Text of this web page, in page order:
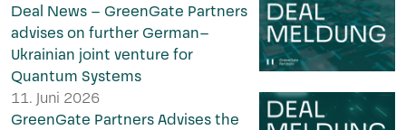
Deal News – GreenGate Partners
advises on further German–
Ukrainian joint venture for
Quantum Systems
11. Juni 2026
GreenGate Partners Advises the